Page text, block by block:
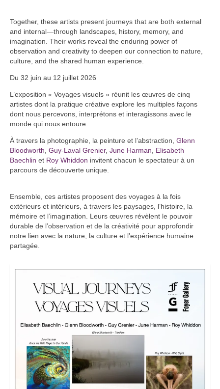
Together, these artists present journeys that are both external
and internal—through landscapes, history, memory, and
imagination. Their works reveal the enduring power of
observation and creativity to deepen our connection to nature,
culture, and the shared human experience.
Du 32 juin au 12 juillet 2026
L’exposition « Voyages visuels » réunit les œuvres de cinq
artistes dont la pratique créative explore les multiples façons
dont nous percevons, interprétons et interagissons avec le
monde qui nous entoure.
À travers la photographie, la peinture et l’abstraction, Glenn
Bloodworth Guy-Laval Grenier, June Harman
Elisabeth
Baechlin et Roy Whiddon invitent chacun le spectateur à un
parcours de découverte unique.
Ensemble, ces artistes proposent des voyages à la fois
extérieurs et intérieurs, à travers les paysages, l’histoire, la
mémoire et l’imagination. Leurs œuvres révèlent le pouvoir
durable de l’observation et de la créativité pour approfondir
notre lien avec la nature, la culture et l’expérience humaine
partagée.